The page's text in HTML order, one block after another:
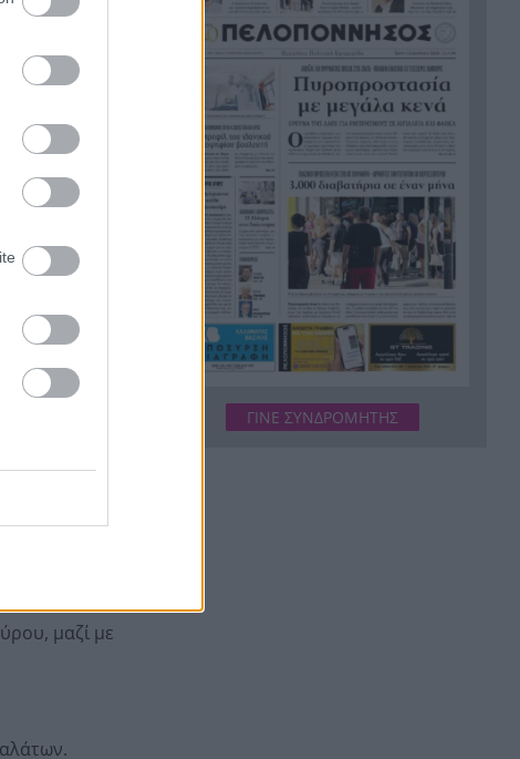
για την
ποσοστό
μαζί με
18:26
Βούτηξε από μοναστήρι 4.425
ευρώ και το έσκασε με
ποδήλατο
18:23 Θέουτα: Σκληρή απάντηση της
ΕΕ μετά την είσοδο χιλιάδων
μεταναστών
Απόλλων Sendo: Δεν
προδικάζει, ούτε επηρεάζει,
την κρίση του αρμόδιου
Δικαστηρίου
18:13 Λουίτζι Καβαλάρι: Βρέθηκε η
σορός του στη λίμνη Βίκο –
αναμονή»
ΓΙΝΕ ΣΥΝΔΡΟΜΗΤΗΣ